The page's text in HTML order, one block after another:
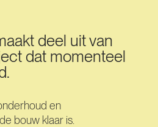
deel uit van
dat momenteel
en
bouw klaar is.